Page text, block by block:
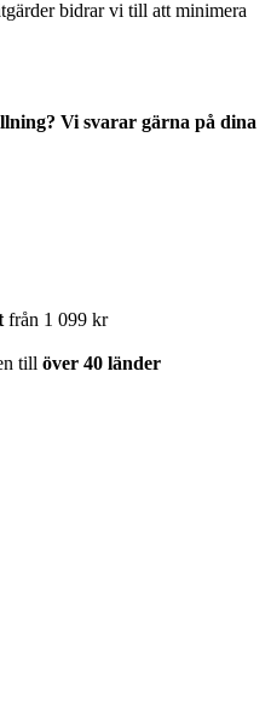
bidrar vi till att minimera
Vi svarar gärna på dina
från 1 099 kr
till över 40 länder